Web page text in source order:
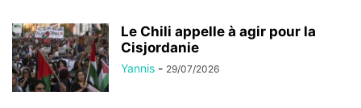
Le Chili appelle à agir pour la
Cisjordanie
Yannis - 29/07/2026